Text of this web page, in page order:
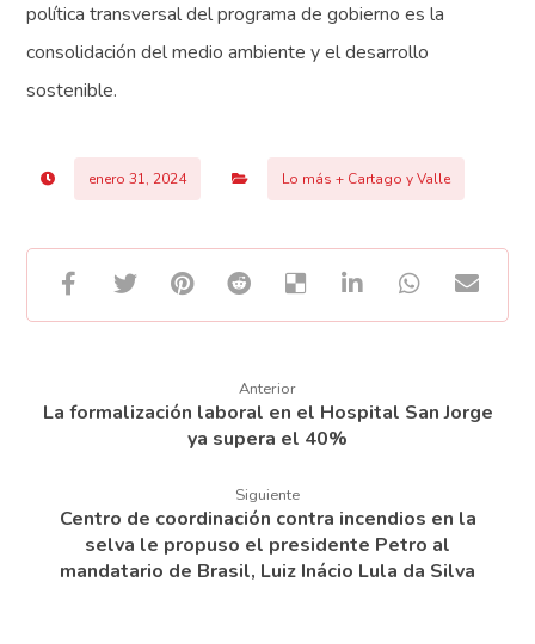
política transversal del programa de gobierno es la
consolidación del medio ambiente y el desarrollo
sostenible.
enero 31, 2024 Lo más + Cartago y Valle
Anterior
La formalización laboral en el Hospital San Jorge
ya supera el 40%
Siguiente
Centro de coordinación contra incendios en la
selva le propuso el presidente Petro al
mandatario de Brasil, Luiz Inácio Lula da Silva